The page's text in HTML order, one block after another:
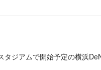
タジアムで開始予定の横浜